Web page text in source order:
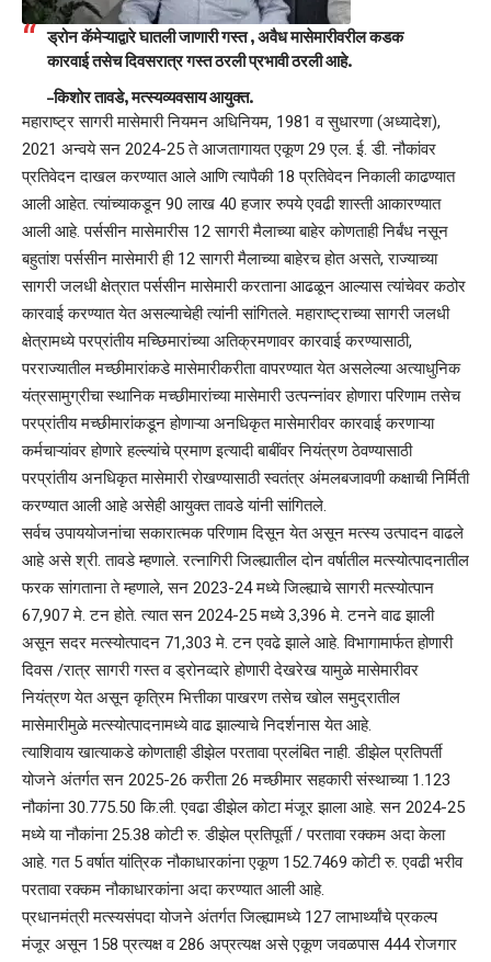
ड्रोन कॅमेऱ्याद्वारे घातली जाणारी गस्त , अवैध मासेमारीवरील कडक
कारवाई तसेच दिवसरात्र गस्त ठरली प्रभावी ठरली आहे.
–किशोर तावडे,मत्स्यव्यवसाय आयुक्त.
महाराष्ट्र सागरी मासेमारी नियमन अधिनियम, 1981 व सुधारणा (अध्यादेश),
2021 अन्वये सन 2024-25 ते आजतागायत एकूण 29 एल. ई. डी. नौकांवर
प्रतिवेदन दाखल करण्यात आले आणि त्यापैकी 18 प्रतिवेदन निकाली काढण्यात
आली आहेत. त्यांच्याकडून 90 लाख 40 हजार रुपये एवढी शास्ती आकारण्यात
आली आहे. पर्ससीन मासेमारीस 12 सागरी मैलाच्या बाहेर कोणताही निर्बंध नसून
बहुतांश पर्ससीन मासेमारी ही 12 सागरी मैलाच्या बाहेरच होत असते, राज्याच्या
सागरी जलधी क्षेत्रात पर्ससीन मासेमारी करताना आढळून आल्यास त्यांचेवर कठोर
कारवाई करण्यात येत असल्याचेही त्यांनी सांगितले. महाराष्ट्राच्या सागरी जलधी
क्षेत्रामध्ये परप्रांतीय मच्छिमारांच्या अतिक्रमणावर कारवाई करण्यासाठी,
परराज्यातील मच्छीमारांकडे मासेमारीकरीता वापरण्यात येत असलेल्या अत्याधुनिक
यंत्रसामुग्रीचा स्थानिक मच्छीमारांच्या मासेमारी उत्पन्नांवर होणारा परिणाम तसेच
परप्रांतीय मच्छीमारांकडून होणाऱ्या अनधिकृत मासेमारीवर कारवाई करणाऱ्या
कर्मचाऱ्यांवर होणारे हल्ल्यांचे प्रमाण इत्यादी बाबींवर नियंत्रण ठेवण्यासाठी
परप्रांतीय अनधिकृत मासेमारी रोखण्यासाठी स्वतंत्र अंमलबजावणी कक्षाची निर्मिती
करण्यात आली आहे असेही आयुक्त तावडे यांनी सांगितले.
सर्वच उपाययोजनांचा सकारात्मक परिणाम दिसून येत असून मत्स्य उत्पादन वाढले
आहे असे श्री. तावडे म्हणाले. रत्नागिरी जिल्ह्यातील दोन वर्षातील मत्स्योत्पादनातील
फरक सांगताना ते म्हणाले, सन 2023-24 मध्ये जिल्ह्याचे सागरी मत्स्योत्पान
67,907 मे. टन होते. त्यात सन 2024-25 मध्ये 3,396 मे. टनने वाढ झाली
असून सदर मत्स्योत्पादन 71,303 मे. टन एवढे झाले आहे. विभागामार्फत होणारी
दिवस /रात्र सागरी गस्त व ड्रोनव्दारे होणारी देखरेख यामुळे मासेमारीवर
नियंत्रण येत असून कृत्रिम भित्तीका पाखरण तसेच खोल समुद्रातील
मासेमारीमुळे मत्स्योत्पादनामध्ये वाढ झाल्याचे निदर्शनास येत आहे.
त्याशिवाय खात्याकडे कोणताही डीझेल परतावा प्रलंबित नाही. डीझेल प्रतिपर्ती
योजने अंतर्गत सन 2025-26 करीता 26 मच्छीमार सहकारी संस्थाच्या 1.123
नौकांना 30.775.50 कि.ली. एवढा डीझेल कोटा मंजूर झाला आहे. सन 2024-25
मध्ये या नौकांना 25.38 कोटी रु. डीझेल प्रतिपूर्ती / परतावा रक्कम अदा केला
आहे. गत 5 वर्षात यांत्रिक नौकाधारकांना एकूण 152.7469 कोटी रु. एवढी भरीव
परतावा रक्कम नौकाधारकांना अदा करण्यात आली आहे.
प्रधानमंत्री मत्स्यसंपदा योजने अंतर्गत जिल्ह्यामध्ये 127 लाभार्थ्यांचे प्रकल्प
मंजूर असून 158 प्रत्यक्ष व 286 अप्रत्यक्ष असे एकूण जवळपास 444 रोजगार